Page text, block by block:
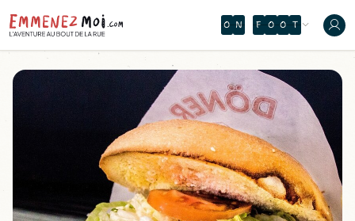
B V W V Z